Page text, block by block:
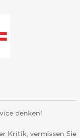
denken!
Kritik, vermissen Sie